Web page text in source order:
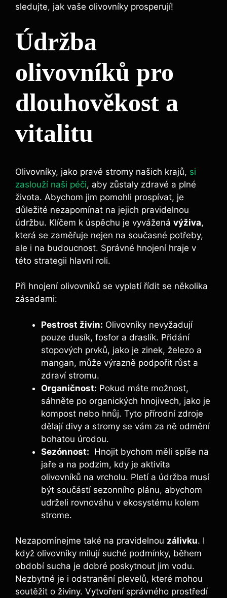
sledujte, jak vaše olivovníky prosperují!
Údržba‍
olivovníků pro
dlouhověkost⁢ a
⁤vitalitu
Olivovníky, jako pravé‌ stromy našich krajů, si
zaslouží naši péči, aby zůstaly zdravé a⁤ plné
života. Abychom jim pomohli prospívat, je
důležité ‍nezapomínat ⁢na jejich pravidelnou
údržbu. Klíčem​ k úspěchu‌ je vyvážená výživa,
která se zaměřuje nejen na současné potřeby,
ale‍ i na budoucnost. Správné hnojení hraje ⁣v
této strategii hlavní roli.
Při hnojení olivovníků se vyplatí řídit‍ se několika
zásadami:
Pestrost živin: Olivovníky nevyžadují
pouze dusík, fosfor⁤ a draslík. Přidání
stopových prvků, jako je zinek, železo a
mangan, může výrazně ​podpořit růst a
zdraví stromu.
Organičnost: Pokud⁤ máte ‌možnost,
sáhněte po organických⁢ hnojivech, jako ​je
kompost nebo hnůj. Tyto přírodní zdroje
dělají ⁢divy a stromy ‍se vám⁣ za ‌ně odmění
bohatou úrodou.
Sezónnost: ​ Hnojit ‍bychom⁤ měli spíše na
jaře a na podzim, kdy⁣ je‌ aktivita
olivovníků ​na vrcholu. Pletí a​ údržba musí
být součástí sezonního plánu, ⁤abychom
udrželi rovnováhu v ekosystému‍ kolem
strome.
Nezapomínejme také na pravidelnou zálivku. ⁤I
když olivovníky milují suché podmínky,​ během
období⁤ sucha je dobré ⁤poskytnout ⁤jim vodu.‍
Nezbytné je i odstranění plevelů, které‌ mohou
soutěžit o živiny. Vytvoření správného prostředí